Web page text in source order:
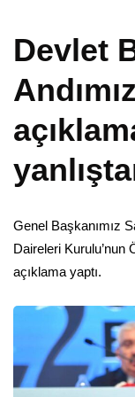
Devlet
Genel Başkanımız
Daireleri Kurulu’nun
açıklama yaptı.